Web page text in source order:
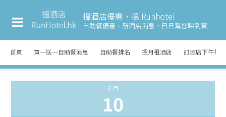
搵酒店優惠，搵 Runhotel
自助餐優惠、新酒店消息， 日日幫您睇到實
首頁 買一送一自助餐消息 自助餐排名 搵月租酒店 訂酒店下午茶
6 月
10